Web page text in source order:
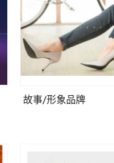
故事/形象品牌